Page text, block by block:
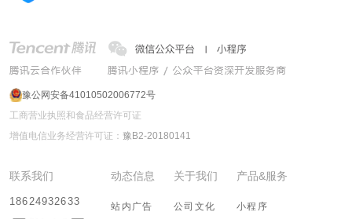
豫公网安备41010502006772号
工商营业执照和食品经营许可证
增值电信业务经营许可证： 豫B2-20180141
联系我们
18624932633
动态信息
站内广告
关于我们
公司文化
产品&服务
小程序